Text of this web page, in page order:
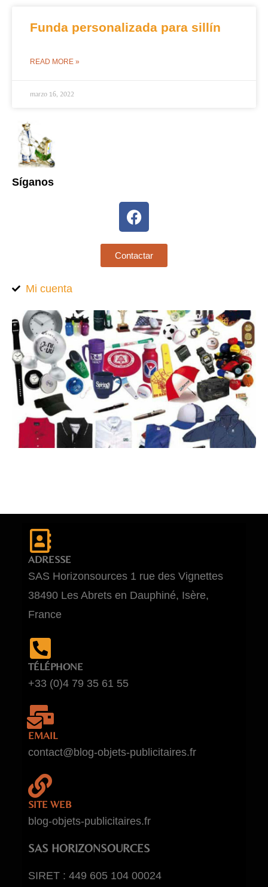
Funda personalizada para sillín
READ MORE »
marzo 16, 2022
Síganos
Contactar
Mi cuenta
ADRESSE
SAS Horizonsources 1 rue des Vignettes
38490 Les Abrets en Dauphiné, Isère,
France
TÉLÉPHONE
+33 (0)4 79 35 61 55
EMAIL
contact@blog-objets-publicitaires.fr
SITE WEB
blog-objets-publicitaires.fr
SAS HORIZONSOURCES
SIRET : 449 605 104 00024